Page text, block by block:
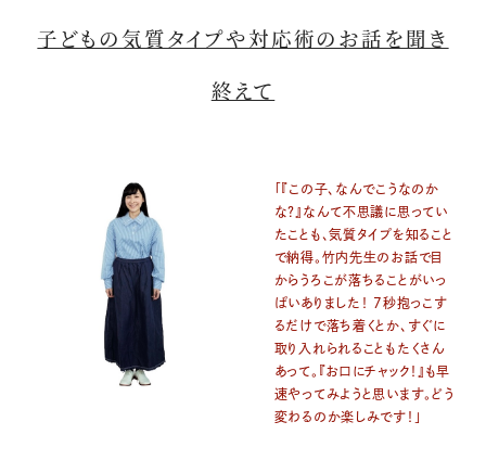
子どもの気質タイプや対応術のお話を聞き
終えて
「『この子、なんでこうなのか
な？』なんて不思議に思ってい
たことも、気質タイプを知ること
で納得。竹内先生のお話で目
からうろこが落ちることがいっ
ぱいありました！ 7秒抱っこす
るだけで落ち着くとか、すぐに
取り入れられることもたくさん
あって。『お口にチャック！』も早
速やってみようと思います。どう
変わるのか楽しみです！」